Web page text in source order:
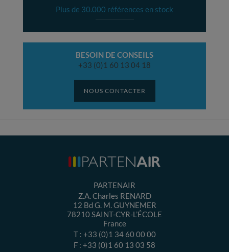
Plus de 30.000 références en stock
BESOIN DE CONSEILS
+33 (0)1 60 13 04 18
NOUS CONTACTER
PARTENAIR
Z.A. Charles RENARD
12 Bd G. M. GUYNEMER
78210SAINT-CYR-L’ÉCOLE
France
T : +33 (0)1 34 60 00 00
F : +33 (0)1 60 13 03 58